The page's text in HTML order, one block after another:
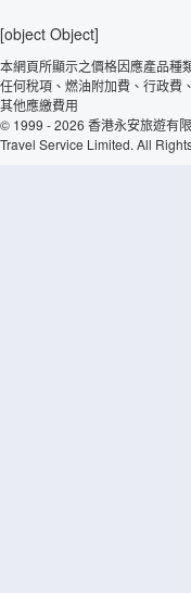
[object Object]
本網頁所顯示之價格因應產品種
任何稅項、燃油附加費、行政費
其他應繳費用
© 1999 - 2026 香港永安旅遊有
Travel Service Limited. All